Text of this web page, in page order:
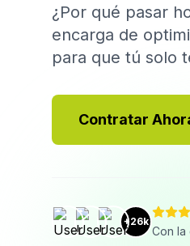
¿Por qué pasar
encarga de
para que tú solo
Contratar
+26k
Con la